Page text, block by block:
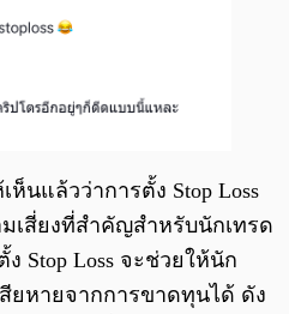
ห็นแล้วว่าการตั้ง Stop Loss
เสี่ยงที่สำคัญสำหรับนักเทรด
Stop Loss จะช่วยให้นัก
ยหายจากการขาดทุนได้ ดัง